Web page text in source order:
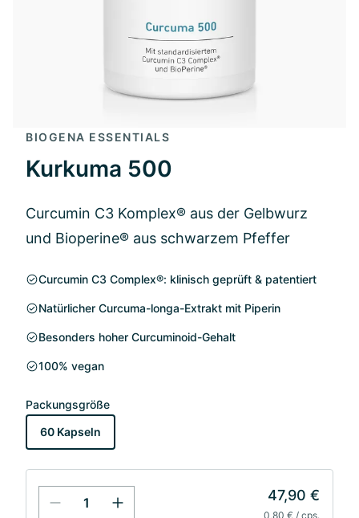
BIOGENA ESSENTIALS
Kurkuma 500
Curcumin C3 Komplex® aus der Gelbwurz
und Bioperine® aus schwarzem Pfeffer
Curcumin C3 Complex®: klinisch geprüft & patentiert
Natürlicher Curcuma-longa-Extrakt mit Piperin
Besonders hoher Curcuminoid-Gehalt
100% vegan
Packungsgröße
60 Kapseln
47,90 €
0,80 € / cps.